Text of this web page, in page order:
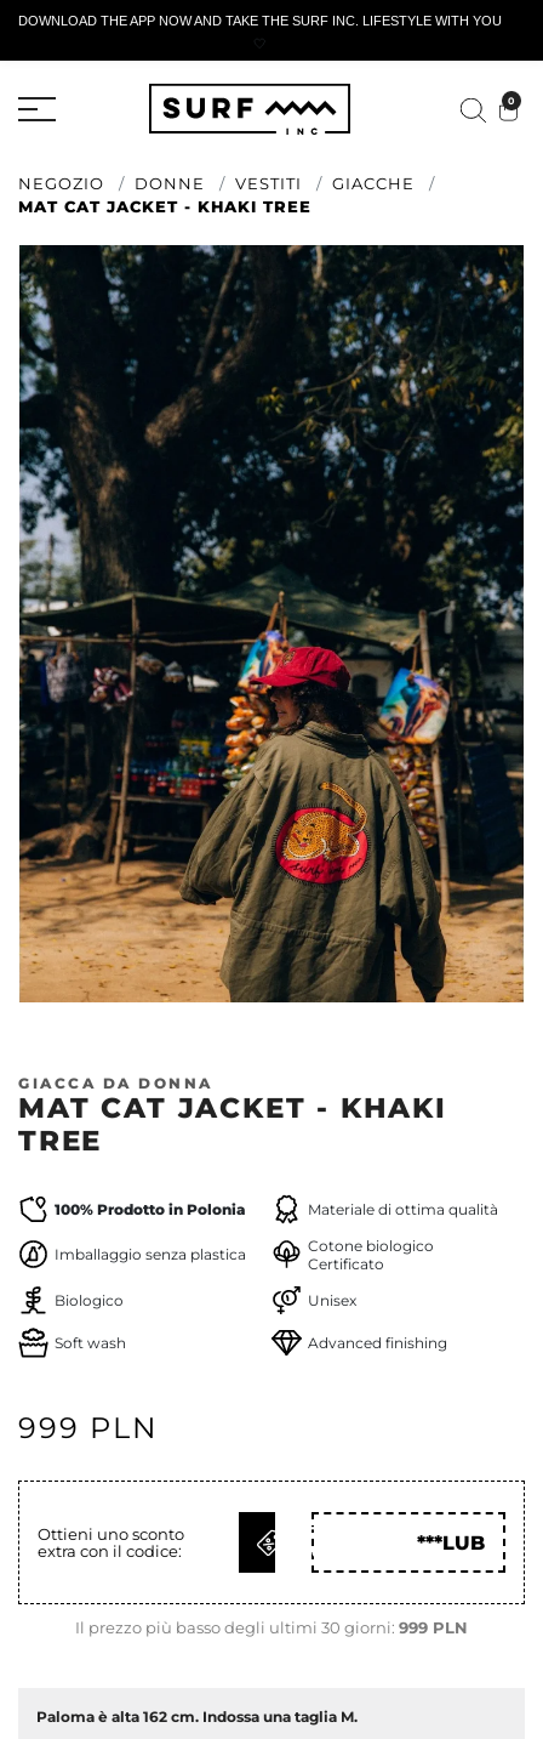
DOWNLOAD THE APP NOW AND TAKE THE SURF INC. LIFESTYLE WITH YOU
🤍
0
NEGOZIO DONNE VESTITI
GIACCHE
MAT CAT JACKET - KHAKI TREE
GIACCA DA DONNA
MAT CAT JACKET - KHAKI
TREE
100% Prodotto in Polonia Materiale di ottima qualità
Imballaggio senza plastica
Cotone biologico
Certificato
Biologico
Unisex
Soft wash Advanced finishing
999 PLN
Ottieni uno sconto
extra con il codice:
OTTIENI
COD
***LUB
Il prezzo più basso degli ultimi 30 giorni: 999 PLN
Paloma è alta 162 cm. Indossa una taglia M.
MODULO DI RESTITUZIONE ATTIVO